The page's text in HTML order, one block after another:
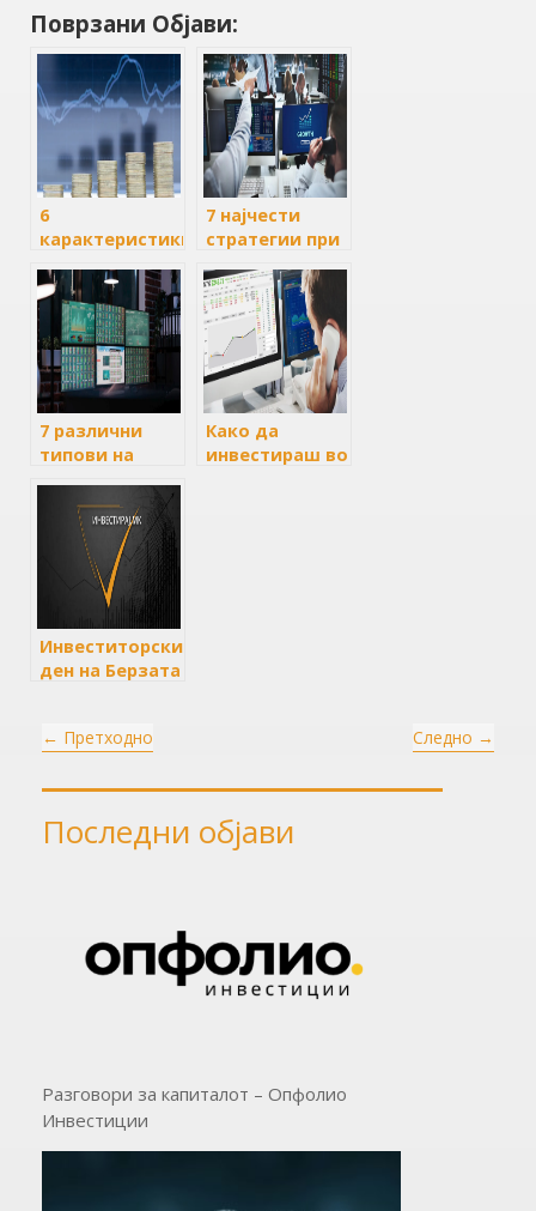
Поврзани Објави:
6
карактеристики
инвестициските
фондови
7 најчести
стратегии при
во акции
7 различни
типови на
во акции
Како да
инвестираш во
Инвеститорски
ден на Берзата
← Претходно Следно →
Последни објави
Разговори за капиталот – Опфолио
Инвестиции